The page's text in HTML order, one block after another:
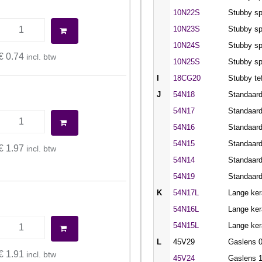
0.74 incl. btw
1.97 incl. btw
1.91 incl. btw
10N22S
Stubby
10N23S
Stubby
10N24S
Stubby
10N25S
Stubby
18CG20
Stubby
J
54N18
54N17
54N16
54N15
54N14
54N19
K
54N17L
Lange
54N16L
Lange
54N15L
Lange
L
45V29
Gaslens
45V24
Gaslens